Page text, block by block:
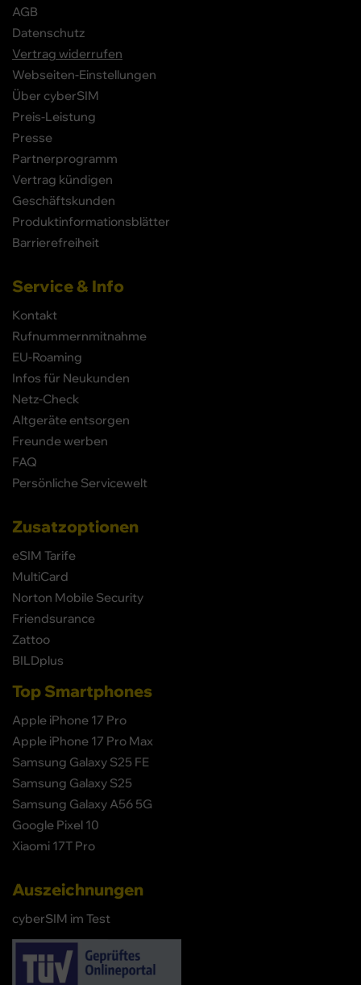
AGB
Datenschutz
Vertrag widerrufen
Webseiten-Einstellungen
Über cyberSIM
Preis-Leistung
Presse
Partnerprogramm
Vertrag kündigen
Geschäftskunden
Produktinformationsblätter
Barrierefreiheit
Service & Info
Kontakt
Rufnummernmitnahme
EU-Roaming
Infos für Neukunden
Netz-Check
Altgeräte entsorgen
Freunde werben
FAQ
Persönliche Servicewelt
Zusatzoptionen
eSIM Tarife
MultiCard
Norton Mobile Security
Friendsurance
Zattoo
BILDplus
Top Smartphones
Apple iPhone 17 Pro
Apple iPhone 17 Pro Max
Samsung Galaxy S25 FE
Samsung Galaxy S25
Samsung Galaxy A56 5G
Google Pixel 10
Xiaomi 17T Pro
Auszeichnungen
cyberSIM im Test